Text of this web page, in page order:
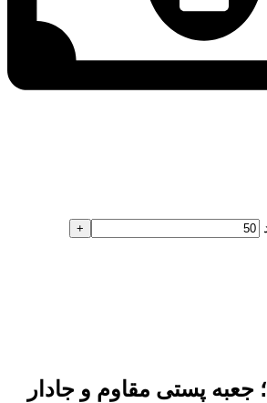
جعبه قفلی d63؛ جعبه پستی مقاوم و جادار